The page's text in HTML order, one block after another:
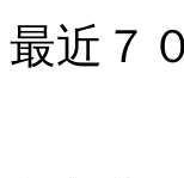
最近７